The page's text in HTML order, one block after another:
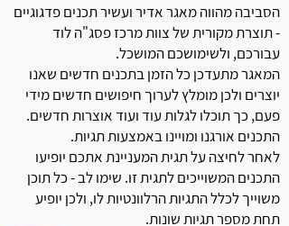
הסביבה מהווה מאגר אדיר ועשיר תכנים פדגוגיים
- תוצרת מקורית של צוות מרכז פסג"ה לוד
עבורכם, ולשימושכם המושכל.
המאגר מתעדכן כל הזמן בתכנים חדשים שאנו
יוצרים ולכן מומלץ לערוך חיפושים חדשים מידי
פעם, כך תוכלו לגלות עוד ועוד אוצרות חדשים.
התכנים אורגנו ומויינו באמצעות תגיות.
לאחר לחיצה על תגית המעניינת אתכם יופיעו
התכנים המשוייכים לתגית זו. שימו לב - כל תוכן
משוייך לכלל התגיות הרלוונטיות לו, ולכן יופיע
תחת מספר תגיות שונות.